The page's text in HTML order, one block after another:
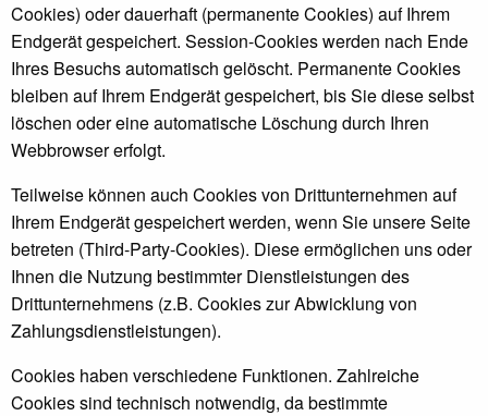
Cookies) oder dauerhaft (permanente Cookies) auf Ihrem
Endgerät gespeichert. Session-Cookies werden nach Ende
Ihres Besuchs automatisch gelöscht. Permanente Cookies
bleiben auf Ihrem Endgerät gespeichert, bis Sie diese selbst
löschen oder eine automatische Löschung durch Ihren
Webbrowser erfolgt.
Teilweise können auch Cookies von Drittunternehmen auf
Ihrem Endgerät gespeichert werden, wenn Sie unsere Seite
betreten (Third-Party-Cookies). Diese ermöglichen uns oder
Ihnen die Nutzung bestimmter Dienstleistungen des
Drittunternehmens (z.B. Cookies zur Abwicklung von
Zahlungsdienstleistungen).
Cookies haben verschiedene Funktionen. Zahlreiche
Cookies sind technisch notwendig, da bestimmte